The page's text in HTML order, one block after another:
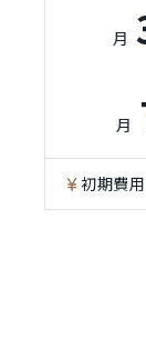
月
月
初期費用